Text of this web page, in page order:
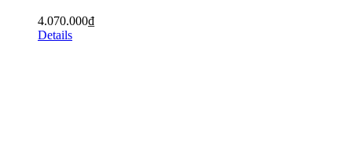
4.070.000₫
Details